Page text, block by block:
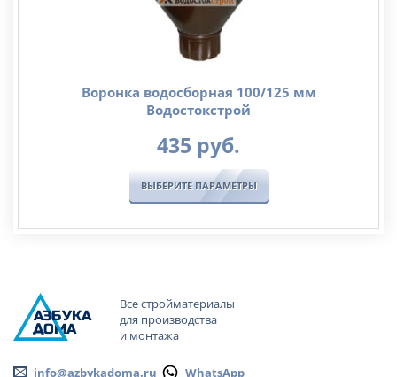
Воронка водосборная 100/125 мм
Водостокстрой
435 руб.
ВЫБЕРИТЕ ПАРАМЕТРЫ
ОМА
АЗБУКА
Все стройматериалы
для производства
и монтажа
info@azbykadoma.ru WhatsApp